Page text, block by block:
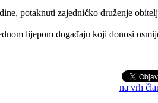
potaknuti zajedničko druženje
lijepom događaju koji donosi
na vrh